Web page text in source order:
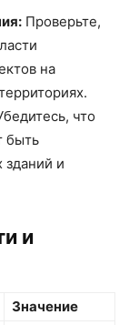
Проверьте,
на
что
быть
и
и
Значение